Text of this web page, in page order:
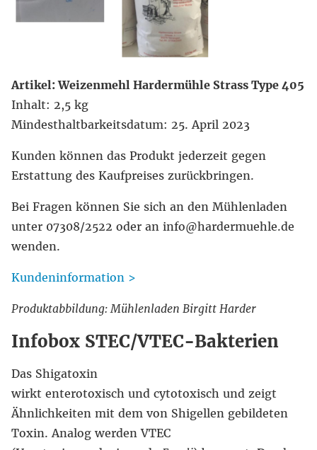
Artikel: Weizenmehl Hardermühle Strass Type 405
Inhalt: 2,5 kg
Mindesthaltbarkeitsdatum: 25. April 2023
Kunden können das Produkt jederzeit gegen
Erstattung des Kaufpreises zurückbringen.
Bei Fragen können Sie sich an den Mühlenladen
unter 07308/2522 oder an info@hardermuehle.de
wenden.
Kundeninformation >
Produktabbildung: Mühlenladen Birgitt Harder
Infobox STEC/VTEC-Bakterien
Das Shigatoxin
wirkt enterotoxisch und cytotoxisch und zeigt
Ähnlichkeiten mit dem von Shigellen gebildeten
Toxin. Analog werden VTEC